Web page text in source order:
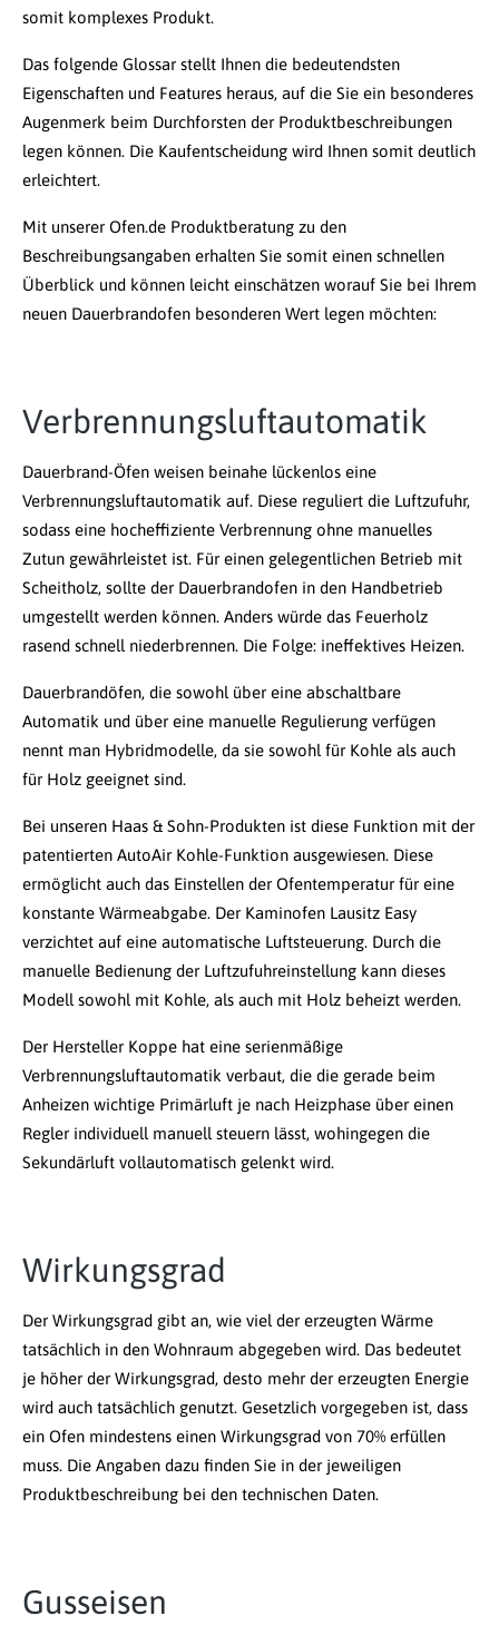
somit komplexes Produkt.
Das folgende Glossar stellt Ihnen die bedeutendsten
Eigenschaften und Features heraus, auf die Sie ein besonderes
Augenmerk beim Durchforsten der Produktbeschreibungen
legen können. Die Kaufentscheidung wird Ihnen somit deutlich
erleichtert.
Mit unserer Ofen.de Produktberatung zu den
Beschreibungsangaben erhalten Sie somit einen schnellen
Überblick und können leicht einschätzen worauf Sie bei Ihrem
neuen Dauerbrandofen besonderen Wert legen möchten:
Verbrennungsluftautomatik
Dauerbrand-Öfen weisen beinahe lückenlos eine
Verbrennungsluftautomatik auf. Diese reguliert die Luftzufuhr,
sodass eine hocheffiziente Verbrennung ohne manuelles
Zutun gewährleistet ist. Für einen gelegentlichen Betrieb mit
Scheitholz, sollte der Dauerbrandofen in den Handbetrieb
umgestellt werden können. Anders würde das Feuerholz
rasend schnell niederbrennen. Die Folge: ineffektives Heizen.
Dauerbrandöfen, die sowohl über eine abschaltbare
Automatik und über eine manuelle Regulierung verfügen
nennt man Hybridmodelle, da sie sowohl für Kohle als auch
für Holz geeignet sind.
Bei unseren Haas & Sohn-Produkten ist diese Funktion mit der
patentierten AutoAir Kohle-Funktion ausgewiesen. Diese
ermöglicht auch das Einstellen der Ofentemperatur für eine
konstante Wärmeabgabe. Der Kaminofen Lausitz Easy
verzichtet auf eine automatische Luftsteuerung. Durch die
manuelle Bedienung der Luftzufuhreinstellung kann dieses
Modell sowohl mit Kohle, als auch mit Holz beheizt werden.
Der Hersteller Koppe hat eine serienmäßige
Verbrennungsluftautomatik verbaut, die die gerade beim
Anheizen wichtige Primärluft je nach Heizphase über einen
Regler individuell manuell steuern lässt, wohingegen die
Sekundärluft vollautomatisch gelenkt wird.
Wirkungsgrad
Der Wirkungsgrad gibt an, wie viel der erzeugten Wärme
tatsächlich in den Wohnraum abgegeben wird. Das bedeutet
je höher der Wirkungsgrad, desto mehr der erzeugten Energie
wird auch tatsächlich genutzt. Gesetzlich vorgegeben ist, dass
ein Ofen mindestens einen Wirkungsgrad von 70% erfüllen
muss. Die Angaben dazu finden Sie in der jeweiligen
Produktbeschreibung bei den technischen Daten.
Gusseisen